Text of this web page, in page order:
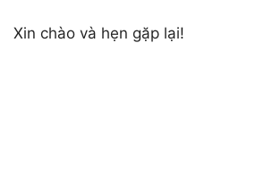
Xin chào và hẹn gặp lại!